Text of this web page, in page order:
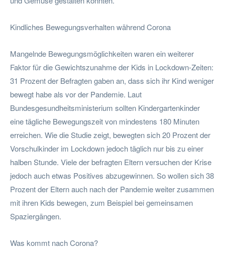
Kindliches Bewegungsverhalten während Corona
Mangelnde Bewegungsmöglichkeiten waren ein weiterer
Faktor für die Gewichtszunahme der Kids in Lockdown-Zeiten:
31 Prozent der Befragten gaben an, dass sich ihr Kind weniger
bewegt habe als vor der Pandemie. Laut
Bundesgesundheitsministerium sollten Kindergartenkinder
eine tägliche Bewegungszeit von mindestens 180 Minuten
erreichen. Wie die Studie zeigt, bewegten sich 20 Prozent der
Vorschulkinder im Lockdown jedoch täglich nur bis zu einer
halben Stunde. Viele der befragten Eltern versuchen der Krise
jedoch auch etwas Positives abzugewinnen. So wollen sich 38
Prozent der Eltern auch nach der Pandemie weiter zusammen
mit ihren Kids bewegen, zum Beispiel bei gemeinsamen
Spaziergängen.
Was kommt nach Corona?